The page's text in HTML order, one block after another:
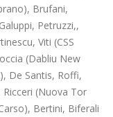
Brufani,
Petruzzi,,
Viti (CSS
(Dabliu New
De Santis, Roffi,
(Nuova Tor
Bertini, Biferali